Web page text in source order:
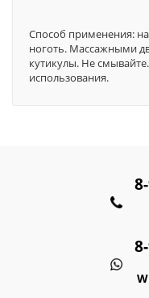
Способ применения:
ноготь. Массажными
кутикулы. Не
использования.